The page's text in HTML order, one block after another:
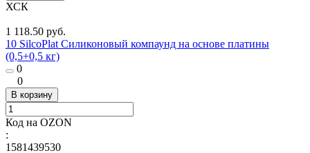
ХСК
1 118.50 руб.
10 SilcoPlat Силиконовый компаунд на основе платины
(0,5+0,5 кг)
0
0
В корзину
Код на OZON
:
1581439530